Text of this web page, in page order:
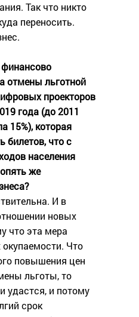
Так что никто
переносить.
отмены льготной
проекторов
года (до 2011
15%), которая
билетов, что с
населения
же
И в
новых
что эта мера
Что
повышения цен
льготы, то
удастся, и потому
срок